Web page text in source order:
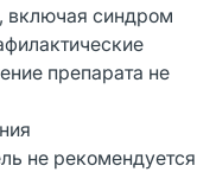
включая синдром
препарата не
не рекомендуется